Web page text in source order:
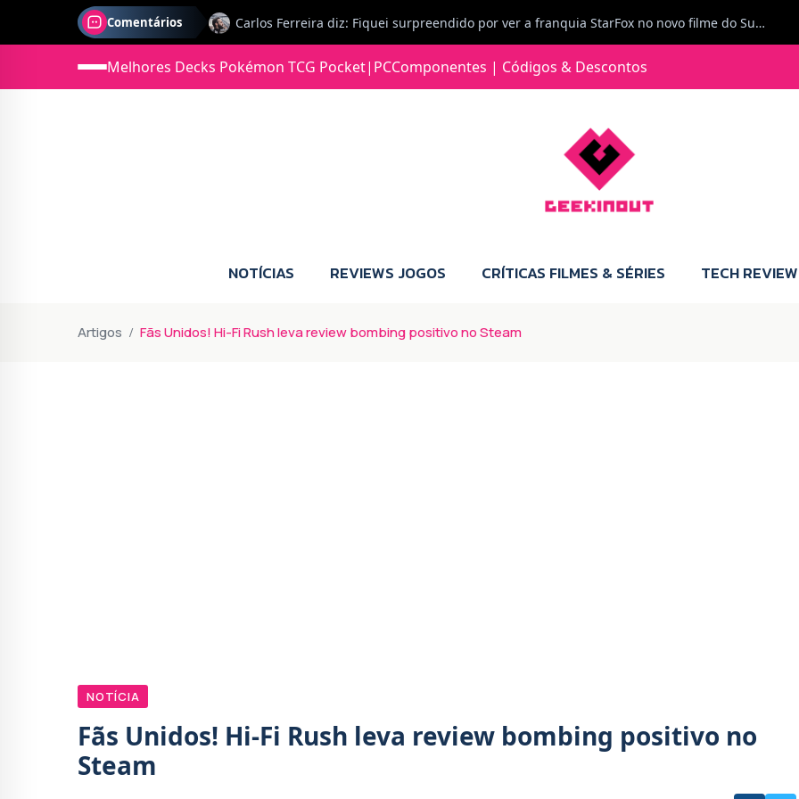
Comentários Jorge Loureiro | Fearme diz: A versão da Switch 2 tem censura... mas também não perdes muito.
Jonas diz: Estou seriamente com vontade para comprar para a Switch 2 :P
Jorge Loureiro | Fearme diz: Boas, obrigado pelo teu comentário. Talvez seja verdade que a Microsoft está a tentar redefinir o futuro dos jogos, mas para uma marca que já trocou de estratégia tantas vezes, é difícil acreditar em mais uma virada de direção. Basta lembrar do Kinect, da aposta no cloud gaming, ou mesmo do discurso de que os exclusivos eram "essenciais": todas essas promessas acabaram por perder força com o tempo. Além disso, há um ponto chave que estás a ignorar: as consolas Xbox. Está à vista que foram praticamente abandonadas. Quem comprou uma Xbox Series X a pensar que ia ser a máquina indispensável para jogar exclusivos, ficou a arder, porque hoje esses jogos chegam também ao PC e, cada vez mais, até à concorrência. Isso mina a identidade da marca e enfraquece a confiança dos jogadores. A PlayStation até pode estar a lançar alguns jogos na Xbox como o Helldivers 2, mas não é o catálogo inteiro. Desta forma, as consolas PS5 continuam a ter valor.
Melhores Decks Pokémon TCG Pocket| PCComponentes | Códigos & Descontos
NOTÍCIAS REVIEWS JOGOS CRÍTICAS FILMES & SÉRIES TECH
Artigos Fãs Unidos! Hi-Fi Rush leva review bombing positivo no Steam
NOTÍCIA
Fãs Unidos! Hi-Fi Rush leva review bombing positivo no
Steam